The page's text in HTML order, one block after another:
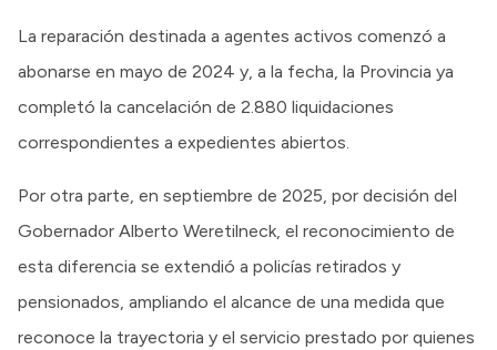
La reparación destinada a agentes activos comenzó a
abonarse en mayo de 2024 y, a la fecha, la Provincia ya
completó la cancelación de 2.880 liquidaciones
correspondientes a expedientes abiertos.
Por otra parte, en septiembre de 2025, por decisión del
Gobernador Alberto Weretilneck, el reconocimiento de
esta diferencia se extendió a policías retirados y
pensionados, ampliando el alcance de una medida que
reconoce la trayectoria y el servicio prestado por quienes